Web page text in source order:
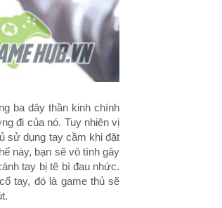
ba dây thần kinh chính
đi của nó. Tuy nhiên vị
sử dụng tay cầm khi đặt
này, bạn sẽ vô tình gây
tay bị tê bì đau nhức.
tay, đó là game thủ sẽ